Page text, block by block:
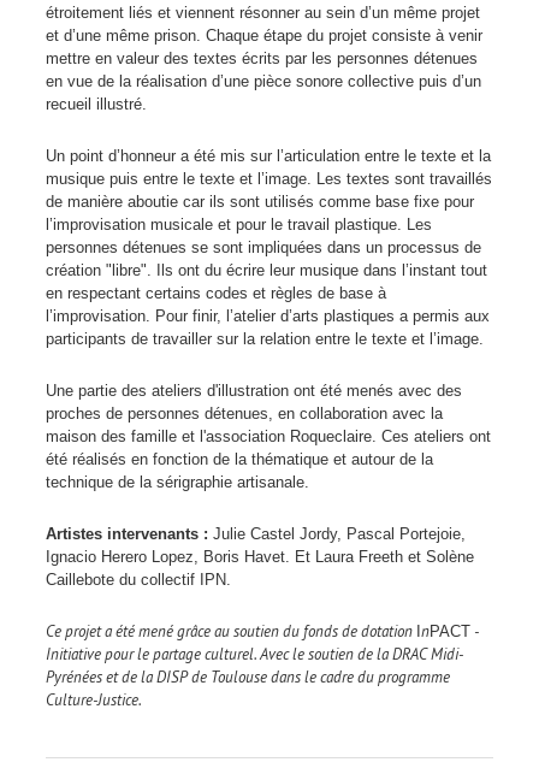
étroitement liés et viennent résonner au sein d’un même projet
et d’une même prison. Chaque étape du projet consiste à venir
mettre en valeur des textes écrits par les personnes détenues
en vue de la réalisation d’une pièce sonore collective puis d’un
recueil illustré.
Un point d’honneur a été mis sur l’articulation entre le texte et la
musique puis entre le texte et l’image. Les textes sont travaillés
de manière aboutie car ils sont utilisés comme base fixe pour
l’improvisation musicale et pour le travail plastique. Les
personnes détenues se sont impliquées dans un processus de
création "libre". Ils ont du écrire leur musique dans l’instant tout
en respectant certains codes et règles de base à
l’improvisation. Pour finir, l’atelier d’arts plastiques a permis aux
participants de travailler sur la relation entre le texte et l’image.
Une partie des ateliers d'illustration ont été menés avec des
proches de personnes détenues, en collaboration avec la
maison des famille et l'association Roqueclaire. Ces ateliers ont
été réalisés en fonction de la thématique et autour de la
technique de la sérigraphie artisanale.
Artistes intervenants : Julie Castel Jordy, Pascal Portejoie,
Ignacio Herero Lopez, Boris Havet. Et Laura Freeth et Solène
Caillebote du collectif IPN.
Ce projet a été mené grâce au soutien du fonds de dotation InPACT -
Initiative pour le partage culturel. Avec le soutien de la DRAC Midi-
Pyrénées et de la DISP de Toulouse dans le cadre du programme
Culture-Justice.